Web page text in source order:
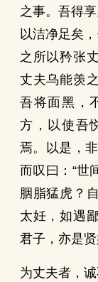
之事。吾得
以洁净足矣
之所以矜张
丈夫乌能羡
吾将面黑，
方，以使吾
焉。以是，
而叹曰：“世
胭脂猛虎？
太妊，如遇
君子，亦是贤
为丈夫者，